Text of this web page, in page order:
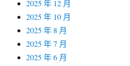
2025 年 12 月
2025 年 10 月
2025 年 8 月
2025 年 7 月
2025 年 6 月